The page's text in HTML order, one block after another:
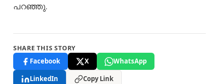
പറഞ്ഞു.
SHARE THIS STORY
Facebook
X
WhatsApp
LinkedIn
Copy Link